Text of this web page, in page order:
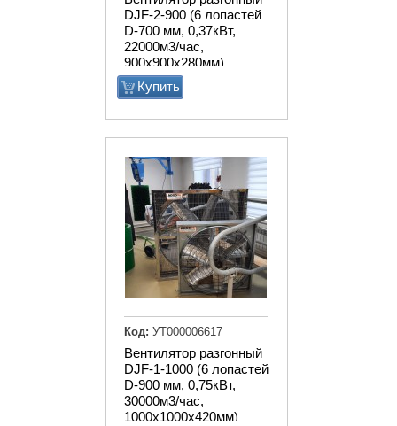
DJF-2-900 (6 лопастей
D-700 мм, 0,37кВт,
22000м3/час,
900х900х280мм)
Купить
Вентилятор разгонный
DJF-1-1000 (6 лопастей
D-900 мм, 0,75кВт,
30000м3/час,
1000х1000х420мм)
Код: УТ000006617